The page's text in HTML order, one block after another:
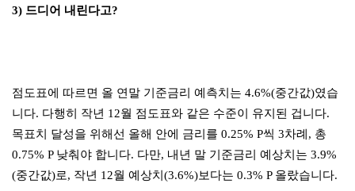
3) 드디어 내린다고?
점도표에 따르면 올 연말 기준금리 예측치는 4.6%(중간값)였습
니다. 다행히 작년 12월 점도표와 같은 수준이 유지된 겁니다.
목표치 달성을 위해선 올해 안에 금리를 0.25% P씩 3차례, 총
0.75% P 낮춰야 합니다. 다만, 내년 말 기준금리 예상치는 3.9%
(중간값)로, 작년 12월 예상치(3.6%)보다는 0.3% P 올랐습니다.